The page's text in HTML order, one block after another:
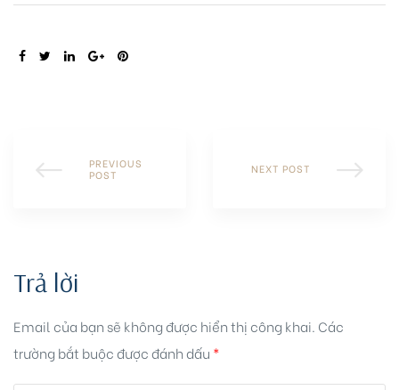
SHARE:
PREVIOUS
POST
NEXT POST
Trả lời
Email của bạn sẽ không được hiển thị công khai. Các
trường bắt buộc được đánh dấu *